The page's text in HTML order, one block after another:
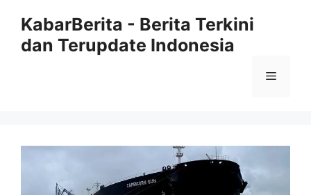
KabarBerita - Berita Terkini
dan Terupdate Indonesia
Menu